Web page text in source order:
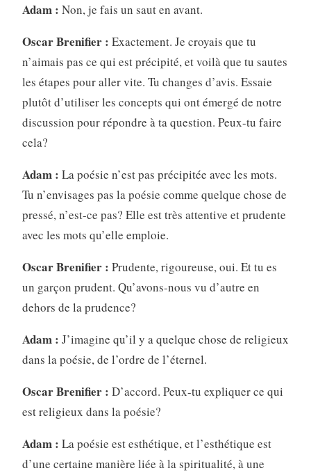
Adam : Non, je fais un saut en avant.
Oscar Brenifier : Exactement. Je croyais que tu
n’aimais pas ce qui est précipité, et voilà que tu sautes
les étapes pour aller vite. Tu changes d’avis. Essaie
plutôt d’utiliser les concepts qui ont émergé de notre
discussion pour répondre à ta question. Peux-tu faire
cela?
Adam : La poésie n’est pas précipitée avec les mots.
Tu n’envisages pas la poésie comme quelque chose de
pressé, n’est-ce pas? Elle est très attentive et prudente
avec les mots qu’elle emploie.
Oscar Brenifier : Prudente, rigoureuse, oui. Et tu es
un garçon prudent. Qu’avons-nous vu d’autre en
dehors de la prudence?
Adam : J’imagine qu’il y a quelque chose de religieux
dans la poésie, de l’ordre de l’éternel.
Oscar Brenifier : D’accord. Peux-tu expliquer ce qui
est religieux dans la poésie?
Adam : La poésie est esthétique, et l’esthétique est
d’une certaine manière liée à la spiritualité, à une